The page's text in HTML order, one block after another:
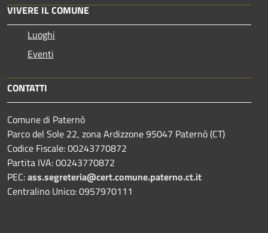
VIVERE IL COMUNE
Luoghi
Eventi
CONTATTI
Comune di Paternò
Parco del Sole 22, zona Ardizzone 95047 Paternò (CT)
Codice Fiscale: 00243770872
Partita IVA: 00243770872
PEC:ass.segreteria@cert.comune.paterno.ct.it
Centralino Unico: 0957970111